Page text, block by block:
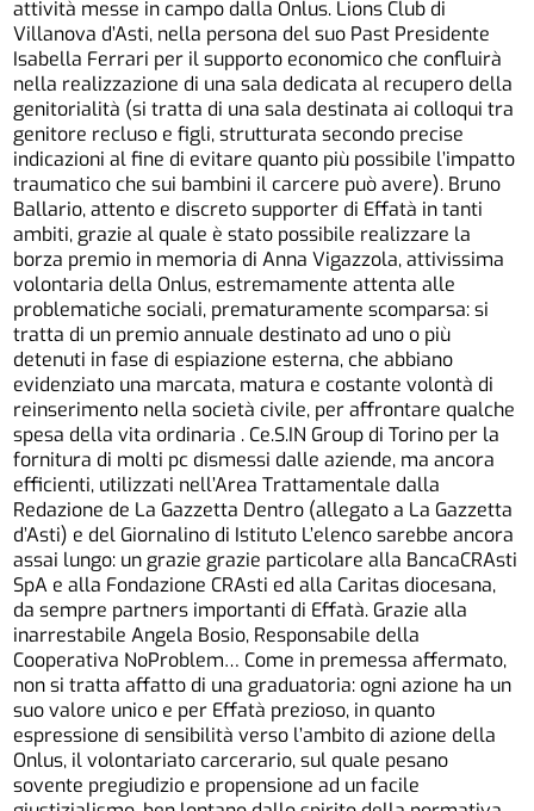
attività messe in campo dalla Onlus. Lions Club di
Villanova d’Asti, nella persona del suo Past Presidente
Isabella Ferrari per il supporto economico che confluirà
nella realizzazione di una sala dedicata al recupero della
genitorialità (si tratta di una sala destinata ai colloqui tra
genitore recluso e figli, strutturata secondo precise
indicazioni al fine di evitare quanto più possibile l’impatto
traumatico che sui bambini il carcere può avere). Bruno
Ballario, attento e discreto supporter di Effatà in tanti
ambiti, grazie al quale è stato possibile realizzare la
borza premio in memoria di Anna Vigazzola, attivissima
volontaria della Onlus, estremamente attenta alle
problematiche sociali, prematuramente scomparsa: si
tratta di un premio annuale destinato ad uno o più
detenuti in fase di espiazione esterna, che abbiano
evidenziato una marcata, matura e costante volontà di
reinserimento nella società civile, per affrontare qualche
spesa della vita ordinaria . Ce.S.IN Group di Torino per la
fornitura di molti pc dismessi dalle aziende, ma ancora
efficienti, utilizzati nell’Area Trattamentale dalla
Redazione de La Gazzetta Dentro (allegato a La Gazzetta
d’Asti) e del Giornalino di Istituto L’elenco sarebbe ancora
assai lungo: un grazie grazie particolare alla BancaCRAsti
SpA e alla Fondazione CRAsti ed alla Caritas diocesana,
da sempre partners importanti di Effatà. Grazie alla
inarrestabile Angela Bosio, Responsabile della
Cooperativa NoProblem… Come in premessa affermato,
non si tratta affatto di una graduatoria: ogni azione ha un
suo valore unico e per Effatà prezioso, in quanto
espressione di sensibilità verso l’ambito di azione della
Onlus, il volontariato carcerario, sul quale pesano
sovente pregiudizio e propensione ad un facile